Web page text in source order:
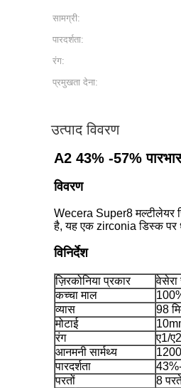
सामग्री:
पारदर्शता:
रंग:
प्रमुखता देना:
उत्पाद विवरण
A2 43% -57%
विवरण
Wecera Super8 मल्टीलेयर
है, यह एक zirconia डिस्क पर
विनिर्देश
ज़िरकोनिया प्रकार
कच्चा माल
व्यास
98
मोटाई
रंग
ए1/
आनमनी सार्मथ्य
पारदर्शता
परतों
8